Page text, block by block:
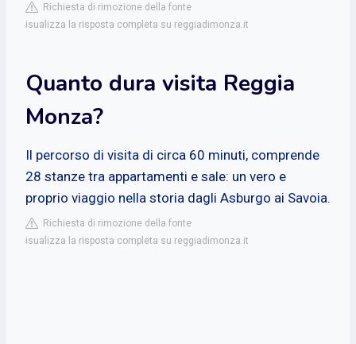
Richiesta di rimozione della fonte
isualizza la risposta completa su reggiadimonza.it
Quanto dura visita Reggia
Monza?
Il percorso di visita di circa 60 minuti, comprende
28 stanze tra appartamenti e sale: un vero e
proprio viaggio nella storia dagli Asburgo ai Savoia.
Richiesta di rimozione della fonte
isualizza la risposta completa su reggiadimonza.it